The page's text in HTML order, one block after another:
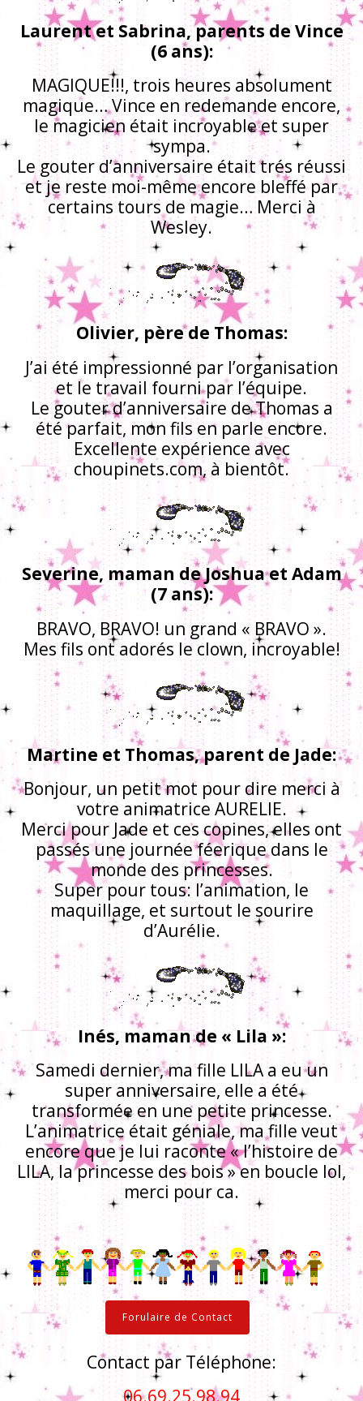
Laurent et Sabrina, parents de Vince
(6 ans):
MAGIQUE!!!, trois heures absolument
magique… Vince en redemande encore,
le magicien était incroyable et super
sympa.
Le gouter d’anniversaire était trés réussi
et je reste moi-même encore bleffé par
certains tours de magie… Merci à
Wesley.
Olivier, père de Thomas:
J’ai été impressionné par l’organisation
et le travail fourni par l’équipe.
Le gouter d’anniversaire de Thomas a
été parfait, mon fils en parle encore.
Excellente expérience avec
choupinets.com, à bientôt.
Severine, maman de Joshua et Adam
(7 ans):
BRAVO, BRAVO! un grand « BRAVO ».
Mes fils ont adorés le clown, incroyable!
Martine et Thomas, parent de Jade:
Bonjour, un petit mot pour dire merci à
votre animatrice AURELIE.
Merci pour Jade et ces copines, elles ont
passés une journée féerique dans le
monde des princesses.
Super pour tous: l’animation, le
maquillage, et surtout le sourire
d’Aurélie.
Inés, maman de « Lila »:
Samedi dernier, ma fille LILA a eu un
super anniversaire, elle a été
transformée en une petite princesse.
L’animatrice était géniale, ma fille veut
encore que je lui raconte « l’histoire de
LILA, la princesse des bois » en boucle lol,
merci pour ca.
Forulaire de Contact
Contact par Téléphone: